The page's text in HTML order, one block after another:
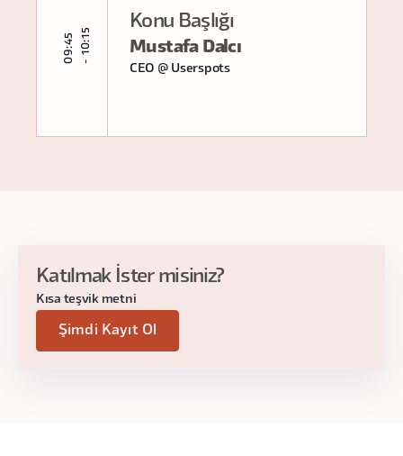
0
9
:
4
5
-
1
0
:
1 5
Konu Başlığı
Mustafa Dalcı
CEO @ Userspots
Katılmak İster misiniz?
Kısa teşvik metni
Şimdi Kayıt Ol